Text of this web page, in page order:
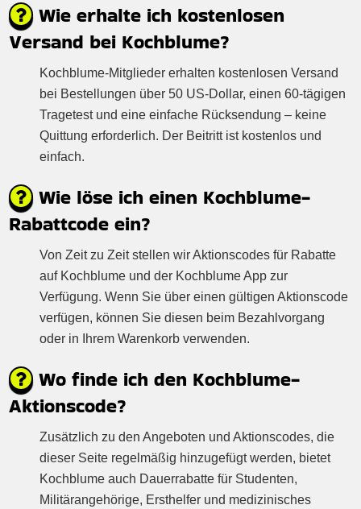
Wie erhalte ich kostenlosen
Versand bei Kochblume?
Kochblume-Mitglieder erhalten kostenlosen Versand
bei Bestellungen über 50 US-Dollar, einen 60-tägigen
Tragetest und eine einfache Rücksendung – keine
Quittung erforderlich. Der Beitritt ist kostenlos und
einfach.
Wie löse ich einen Kochblume-
Rabattcode ein?
Von Zeit zu Zeit stellen wir Aktionscodes für Rabatte
auf Kochblume und der Kochblume App zur
Verfügung. Wenn Sie über einen gültigen Aktionscode
verfügen, können Sie diesen beim Bezahlvorgang
oder in Ihrem Warenkorb verwenden.
Wo finde ich den Kochblume-
Aktionscode?
Zusätzlich zu den Angeboten und Aktionscodes, die
dieser Seite regelmäßig hinzugefügt werden, bietet
Kochblume auch Dauerrabatte für Studenten,
Militärangehörige, Ersthelfer und medizinisches